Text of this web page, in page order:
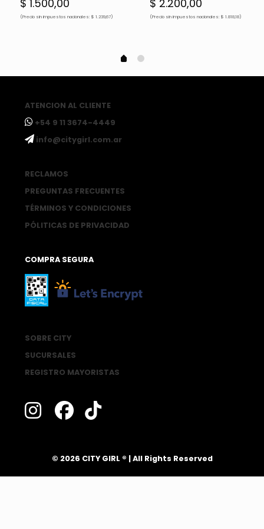
$ 1.500,00
(Precio sin impuestos nacionales: $ 1.239,67)
$ 2.200,00
(Precio sin impuestos nacionales: $ 1.818,18)
ATENCION AL CLIENTE
ㅤ+54 9 11 3674-4449
ㅤinfo@citygirl.com.ar
RECLAMOS
PREGUNTAS FRECUENTES
TÉRMINOS Y CONDICIONES
PÓLITICAS DE PRIVACIDAD
COMPRA SEGURA
SOBRE CITY
SUCURSALES
REGISTRO MAYORISTAS
© 2026 CITY GIRL ® | All Rights Reserved